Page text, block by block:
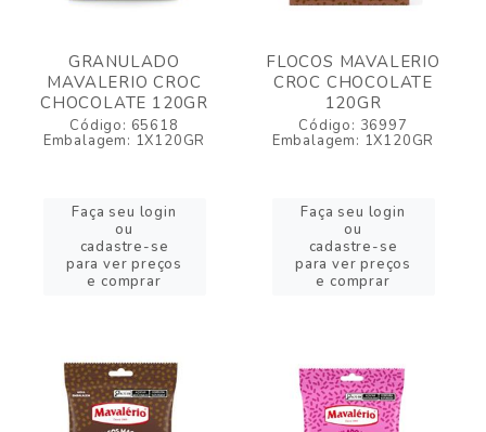
GRANULADO
MAVALERIO CROC
CHOCOLATE 120GR
Código: 65618
Embalagem: 1X120GR
Faça seu login
ou
cadastre-se
para ver preços
e comprar
FLOCOS MAVALERIO
CROC CHOCOLATE
120GR
Código: 36997
Embalagem: 1X120GR
Faça seu login
ou
cadastre-se
para ver preços
e comprar